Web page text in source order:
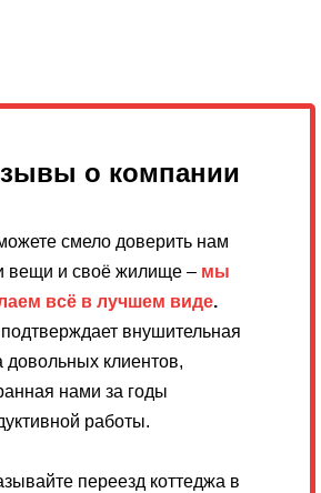
о компании
смело доверить нам
вещи и своё жилище – мы
всё в лучшем виде.
внушительная
довольных клиентов,
нами за годы
работы.
переезд коттеджа в